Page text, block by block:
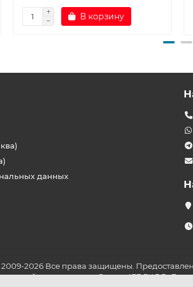
В корзину
данных
2026 Все права защищены.
положениями Статьи 437 ГК РФ. До